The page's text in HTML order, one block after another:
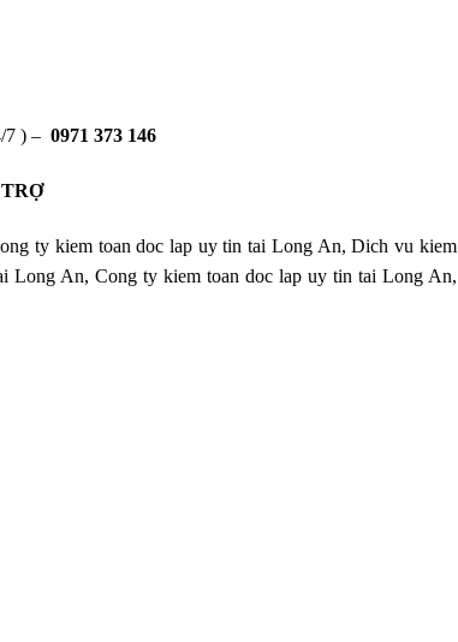
7 ) – 0971 373 146
ty kiem toan doc lap uy tin tai Long An, Dich vu kiem
Long An, Cong ty kiem toan doc lap uy tin tai Long An,